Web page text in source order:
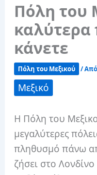
Πόλη του
κάνετε
Πόλη του Μεξικού / Από
Μεξικό
Η Πόλη του
μεγαλύτερες
πληθυσμό πάνω
ζήσει στο